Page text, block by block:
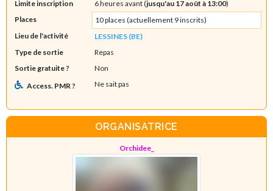
Limite inscription
6 heures avant (jusqu'au 17 août à 13:00)
Places
10 places (actuellement 9 inscrits)
Lieu de l'activité
LESSINES (BE)
Type de sortie
Repas
Sortie gratuite ?
Non
Access. PMR ?
Ne sait pas
ORGANISATRICE
Orchidee_